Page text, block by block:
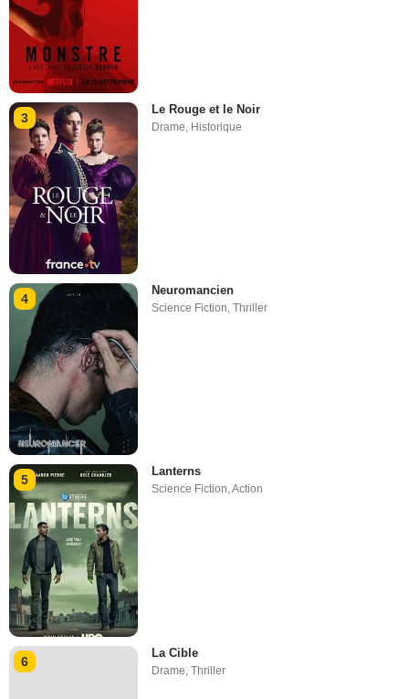
3
Le Rouge et le Noir
Drame Historique
4
Neuromancien
Science Fiction,Thriller
5
Lanterns
Science Fiction,Action
6
La Cible
Drame ,Thriller